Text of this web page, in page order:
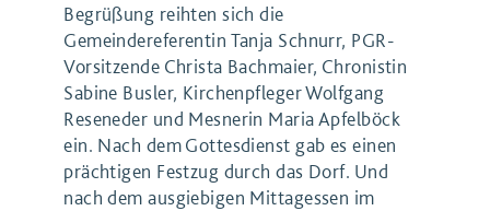
Begrüßung reihten sich die
Gemeindereferentin Tanja Schnurr, PGR-
Vorsitzende Christa Bachmaier, Chronistin
Sabine Busler, Kirchenpfleger Wolfgang
Reseneder und Mesnerin Maria Apfelböck
ein. Nach dem Gottesdienst gab es einen
prächtigen Festzug durch das Dorf. Und
nach dem ausgiebigen Mittagessen im